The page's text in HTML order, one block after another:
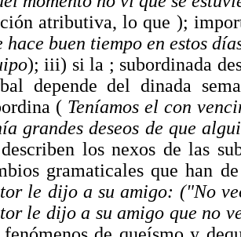
atributiva, lo que );
hace buen tiempo en estos
); iii) si la ; subordinada
depende del dinada
( Teníamos el con
grandes deseos de que
los nexos de las
gramaticales que han
le dijo a su amigo: ("No
le dijo a su amigo que no